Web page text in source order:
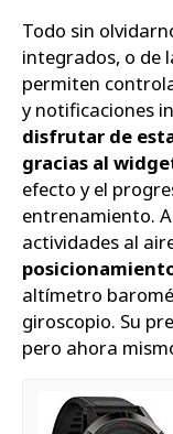
Todo sin
integrados, o de
permiten
y notificaciones
disfrutar de
gracias al
efecto y el
entrenamiento.
actividades al
altímetro
giroscopio. Su
pero ahora